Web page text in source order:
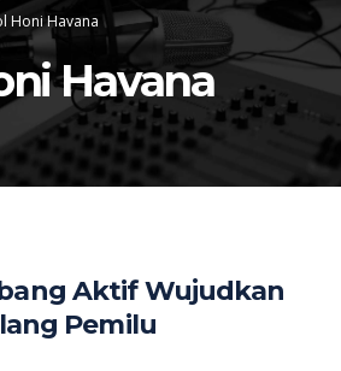
Honi Havana
Havana
Aktif Wujudkan
Pemilu